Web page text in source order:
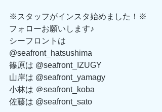
※スタッフがインスタ始めました！※
フォローお願いします♪
シーフロントは
@seafront_hatsushima
篠原は @seafront_IZUGY
山岸は @seafront_yamagy
小林は ＠seafront_koba
佐藤は @seafront_sato